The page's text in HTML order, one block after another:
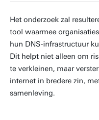
Het onderzoek zal
tool waarmee
hun DNS-infrastructuur
Dit helpt niet alleen om
te verkleinen, maar
internet in bredere zin,
samenleving.